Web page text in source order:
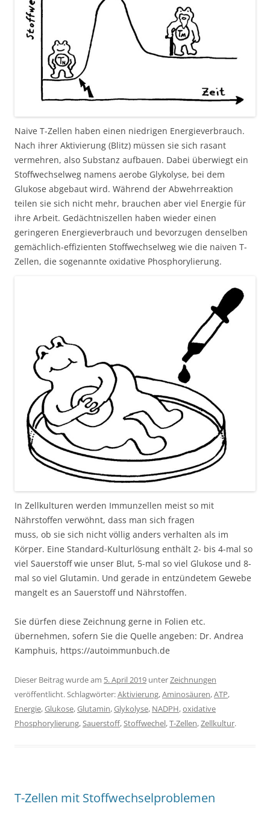
Naive T-Zellen haben einen niedrigen Energieverbrauch.
Nach ihrer Aktivierung (Blitz) müssen sie sich rasant
vermehren, also Substanz aufbauen. Dabei überwiegt ein
Stoffwechselweg namens aerobe Glykolyse, bei dem
Glukose abgebaut wird. Während der Abwehrreaktion
teilen sie sich nicht mehr, brauchen aber viel Energie für
ihre Arbeit. Gedächtniszellen haben wieder einen
geringeren Energieverbrauch und bevorzugen denselben
gemächlich-effizienten Stoffwechselweg wie die naiven T-
Zellen, die sogenannte oxidative Phosphorylierung.
In Zellkulturen werden Immunzellen meist so mit
Nährstoffen verwöhnt, dass man sich fragen
muss, ob sie sich nicht völlig anders verhalten als im
Körper. Eine Standard-Kulturlösung enthält 2- bis 4-mal so
viel Sauerstoff wie unser Blut, 5-mal so viel Glukose und 8-
mal so viel Glutamin. Und gerade in entzündetem Gewebe
mangelt es an Sauerstoff und Nährstoffen.
Sie dürfen diese Zeichnung gerne in Folien etc.
übernehmen, sofern Sie die Quelle angeben: Dr. Andrea
Kamphuis, https://autoimmunbuch.de
Dieser Beitrag wurde am 5. April 2019 unterZeichnungen
veröffentlicht. Schlagwörter:Aktivierung,Aminosäuren,ATP,
Energie,Glukose,Glutamin,Glykolyse, NADPH,oxidative
Phosphorylierung,Sauerstoff,Stoffwechel,T-Zellen,Zellkultur.
T-Zellen mit Stoffwechselproblemen